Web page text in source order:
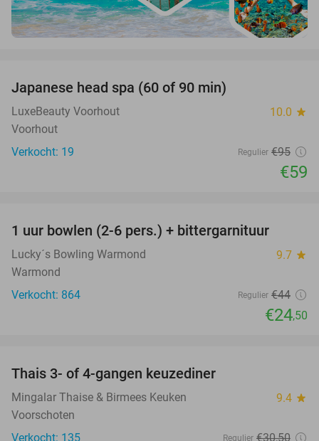
Japanese head spa (60 of 90 min)
LuxeBeauty Voorhout 10.0 star
Voorhout
Verkocht: 19
Regulier €95
€59
1 uur bowlen (2-6 pers.) + bittergarnituur
Lucky´s Bowling Warmond 9.7 star
Warmond
Verkocht: 864
Regulier €44
€24,50
Thais 3- of 4-gangen keuzediner
Mingalar Thaise & Birmees Keuken 9.4 star
Voorschoten
Verkocht: 135
Regulier €30,50